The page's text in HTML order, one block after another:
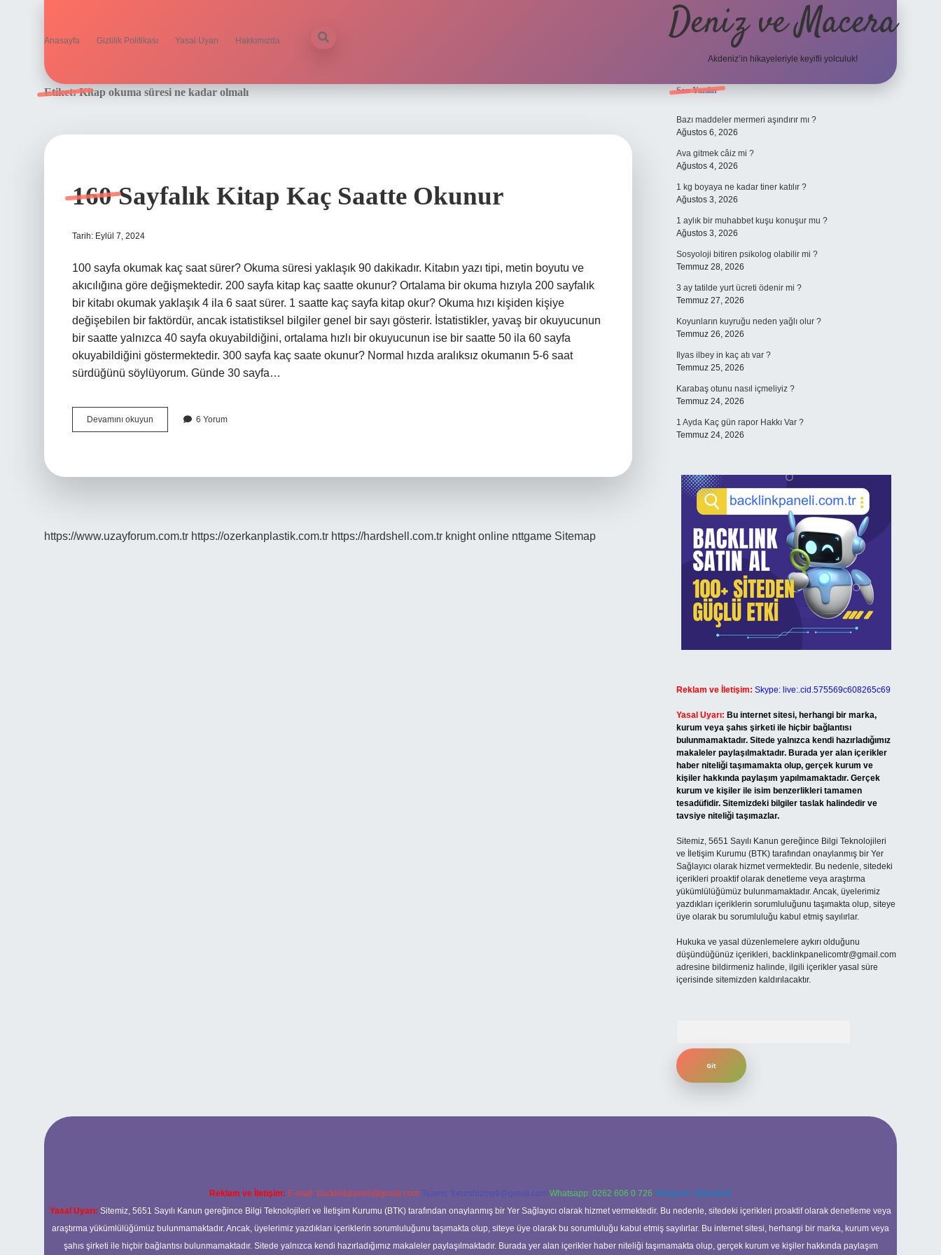
Anasayfa Gizlilik Politikası Yasal Uyarı Hakkımızda Deniz ve Macera
Akdeniz’in hikayeleriyle keyifli yolculuk!
Etiket:Kitap okuma süresi ne kadar olmalı
160 Sayfalık Kitap Kaç Saatte Okunur
Tarih: Eylül 7, 2024
100 sayfa okumak kaç saat sürer? Okuma süresi yaklaşık 90 dakikadır. Kitabın yazı tipi, metin boyutu ve
akıcılığına göre değişmektedir. 200 sayfa kitap kaç saatte okunur? Ortalama bir okuma hızıyla 200 sayfalık
bir kitabı okumak yaklaşık 4 ila 6 saat sürer. 1 saatte kaç sayfa kitap okur? Okuma hızı kişiden kişiye
değişebilen bir faktördür, ancak istatistiksel bilgiler genel bir sayı gösterir. İstatistikler, yavaş bir okuyucunun
bir saatte yalnızca 40 sayfa okuyabildiğini, ortalama hızlı bir okuyucunun ise bir saatte 50 ila 60 sayfa
okuyabildiğini göstermektedir. 300 sayfa kaç saate okunur? Normal hızda aralıksız okumanın 5-6 saat
sürdüğünü söylüyorum. Günde 30 sayfa…
Devamını okuyun
Sayfalık
6 Yorum
https://www.uzayforum.com.tr https://ozerkanplastik.com.tr https://hardshell.com.tr knight online nttgame Sitemap
Sidebar
Son Yazılar
Bazı maddeler mermeri aşındırır mı ?
Ağustos 6, 2026
Ava gitmek câiz mi ?
Ağustos 4, 2026
1 kg boyaya ne kadar tiner katılır ?
Ağustos 3, 2026
1 aylık bir muhabbet kuşu konuşur mu ?
Ağustos 3, 2026
Sosyoloji bitiren psikolog olabilir mi ?
Temmuz 28, 2026
3 ay tatilde yurt ücreti ödenir mi ?
Temmuz 27, 2026
Koyunların kuyruğu neden yağlı olur ?
Temmuz 26, 2026
Ilyas ilbey in kaç atı var ?
Temmuz 25, 2026
Karabaş otunu nasıl içmeliyiz ?
Temmuz 24, 2026
1 Ayda Kaç gün rapor Hakkı Var ?
Temmuz 24, 2026
Reklam ve İletişim: Skype: live:.cid.575569c608265c69
Yasal Uyarı: Bu internet sitesi, herhangi bir marka,
kurum veya şahıs şirketi ile hiçbir bağlantısı
bulunmamaktadır. Sitede yalnızca kendi hazırladığımız
makaleler paylaşılmaktadır. Burada yer alan içerikler
haber niteliği taşımamakta olup, gerçek kurum ve
kişiler hakkında paylaşım yapılmamaktadır. Gerçek
kurum ve kişiler ile isim benzerlikleri tamamen
tesadüfidir. Sitemizdeki bilgiler taslak halindedir ve
tavsiye niteliği taşımazlar.
Sitemiz, 5651 Sayılı Kanun gereğince Bilgi Teknolojileri
ve İletişim Kurumu (BTK) tarafından onaylanmış bir Yer
Sağlayıcı olarak hizmet vermektedir. Bu nedenle, sitedeki
içerikleri proaktif olarak denetleme veya araştırma
yükümlülüğümüz bulunmamaktadır. Ancak, üyelerimiz
yazdıkları içeriklerin sorumluluğunu taşımakta olup, siteye
üye olarak bu sorumluluğu kabul etmiş sayılırlar.
Hukuka ve yasal düzenlemelere aykırı olduğunu
düşündüğünüz içerikleri, backlinkpanelicomtr@gmail.com
adresine bildirmeniz halinde, ilgili içerikler yasal süre
içerisinde sitemizden kaldırılacaktır.
Reklam ve İletişim: E-mail: backlinkpaneli@gmail.com Teams: forumhizmeti@gmail.com Whatsapp: 0262 606 0 726 Telegram: @karabul
Yasal Uyarı: Sitemiz, 5651 Sayılı Kanun gereğince Bilgi Teknolojileri ve İletişim Kurumu (BTK) tarafından onaylanmış bir Yer Sağlayıcı olarak hizmet vermektedir. Bu nedenle, sitedeki içerikleri proaktif olarak denetleme veya
araştırma yükümlülüğümüz bulunmamaktadır. Ancak, üyelerimiz yazdıkları içeriklerin sorumluluğunu taşımakta olup, siteye üye olarak bu sorumluluğu kabul etmiş sayılırlar. Bu internet sitesi, herhangi bir marka, kurum veya
şahıs şirketi ile hiçbir bağlantısı bulunmamaktadır. Sitede yalnızca kendi hazırladığımız makaleler paylaşılmaktadır. Burada yer alan içerikler haber niteliği taşımamakta olup, gerçek kurum ve kişiler hakkında paylaşım